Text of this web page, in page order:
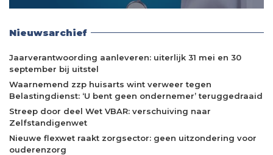
Nieuwsarchief
Jaarverantwoording aanleveren: uiterlijk 31 mei en 30
september bij uitstel
Waarnemend zzp huisarts wint verweer tegen
Belastingdienst: ‘U bent geen ondernemer’ teruggedraaid
Streep door deel Wet VBAR: verschuiving naar
Zelfstandigenwet
Nieuwe flexwet raakt zorgsector: geen uitzondering voor
ouderenzorg